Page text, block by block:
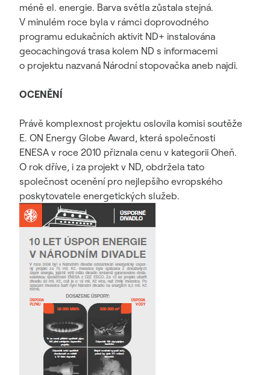
méně el. energie. Barva světla zůstala stejná.
V minulém roce byla v rámci doprovodného
programu edukačních aktivit ND+ instalována
geocachingová trasa kolem ND s informacemi
o projektu nazvaná Národní stopovačka aneb najdi.
OCENĚNÍ
Právě komplexnost projektu oslovila komisi soutěže
E. ON Energy Globe Award, která společnosti
ENESA v roce 2010 přiznala cenu v kategorii Oheň.
O rok dříve, i za projekt v ND, obdržela tato
společnost ocenění pro nejlepšího evropského
poskytovatele energetických služeb.